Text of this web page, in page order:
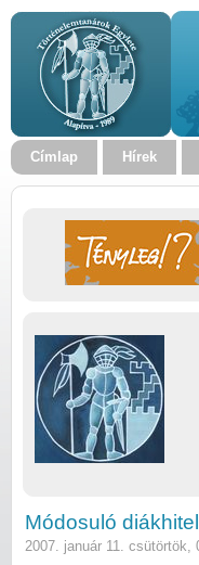
Címlap Hírek
Módosuló
2007. január 11. csütörtök,